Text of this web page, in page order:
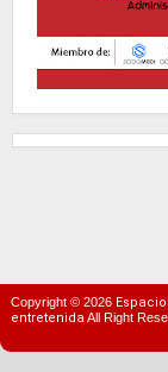
Copyright © 2026
entretenidaAll Right